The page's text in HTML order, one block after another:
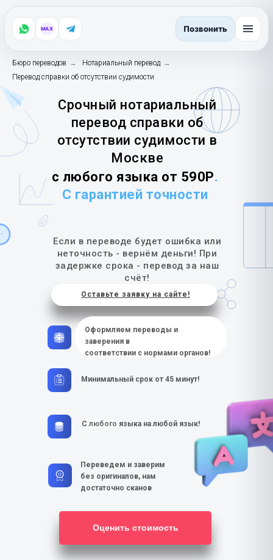
MAX Позвонить
Бюро переводов → Нотариальный перевод →
Перевод справки об отсутствии судимости
с любого языка от 590Р.
С гарантией точности
Слюбого языка на любой язык!
Оформляем переводы и
заверения в
соответствии с нормами органов!
Оставьте заявку на сайте!
Минимальный срок от 45 минут!
Если в переводе будет ошибка или
неточность - вернём деньги! При
задержке срока - перевод за наш
счёт!
Переведем и заверим
без оригиналов, нам
достаточно сканов
Оценить стоимость
Срочный нотариальный
перевод справки об
отсутствии судимости в
Москве